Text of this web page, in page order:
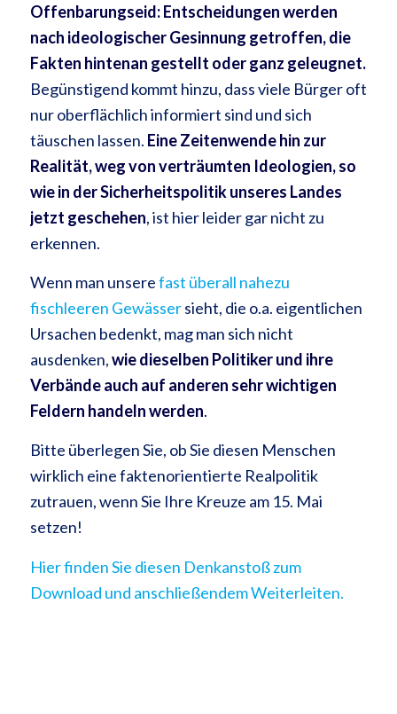
Offenbarungseid: Entscheidungen werden
nach ideologischer Gesinnung getroffen, die
Fakten hintenan gestellt oder ganz geleugnet.
Begünstigend kommt hinzu, dass viele Bürger oft
nur oberflächlich informiert sind und sich
täuschen lassen. Eine Zeitenwende hin zur
Realität, weg von verträumten Ideologien, so
wie in der Sicherheitspolitik unseres Landes
jetzt geschehen, ist hier leider gar nicht zu
erkennen.
Wenn man unserefast überall nahezu
fischleeren Gewässersieht, die o.a. eigentlichen
Ursachen bedenkt, mag man sich nicht
ausdenken,wie dieselben Politiker und ihre
Verbände auch auf anderen sehr wichtigen
Feldern handeln werden.
Bitte überlegen Sie, ob Sie diesen Menschen
wirklich eine faktenorientierte Realpolitik
zutrauen, wenn Sie Ihre Kreuze am 15. Mai
setzen!
Hier finden Sie diesen Denkanstoß zum
Download und anschließendem Weiterleiten.